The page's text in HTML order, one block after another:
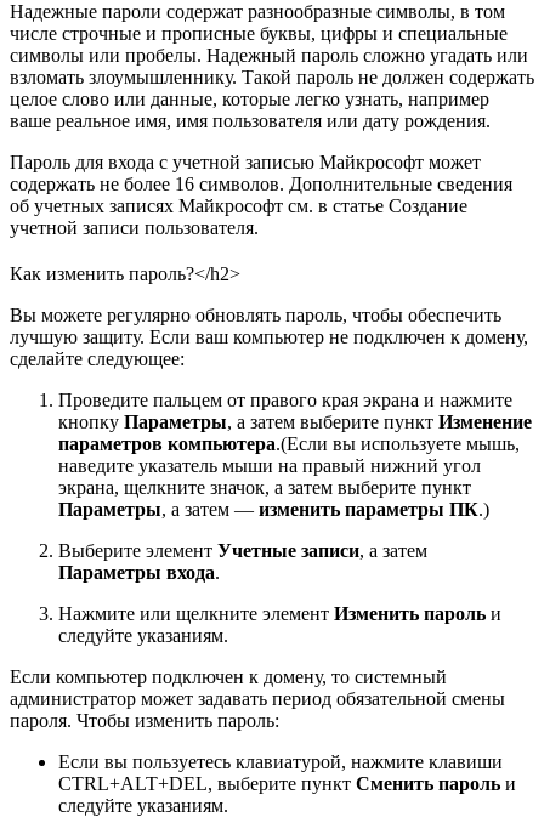
Надежные пароли содержат разнообразные символы, в том
числе строчные и прописные буквы, цифры и специальные
символы или пробелы. Надежный пароль сложно угадать или
взломать злоумышленнику. Такой пароль не должен содержать
целое слово или данные, которые легко узнать, например
ваше реальное имя, имя пользователя или дату рождения.
Пароль для входа с учетной записью Майкрософт может
содержать не более 16 символов. Дополнительные сведения
об учетных записях Майкрософт см. в статье Создание
учетной записи пользователя.
Как изменить пароль?</h2>
Вы можете регулярно обновлять пароль, чтобы обеспечить
лучшую защиту. Если ваш компьютер не подключен к домену,
сделайте следующее:
Проведите пальцем от правого края экрана и нажмите
кнопку Параметры, а затем выберите пункт Изменение
параметров компьютера.(Если вы используете мышь,
наведите указатель мыши на правый нижний угол
экрана, щелкните значок, а затем выберите пункт
Параметры, а затем — изменить параметры ПК.)
Выберите элемент Учетные записи, а затем
Параметры входа.
Нажмите или щелкните элемент Изменить пароль и
следуйте указаниям.
Если компьютер подключен к домену, то системный
администратор может задавать период обязательной смены
пароля. Чтобы изменить пароль:
Если вы пользуетесь клавиатурой, нажмите клавиши
CTRL+ALT+DEL, выберите пункт Сменить пароль и
следуйте указаниям.